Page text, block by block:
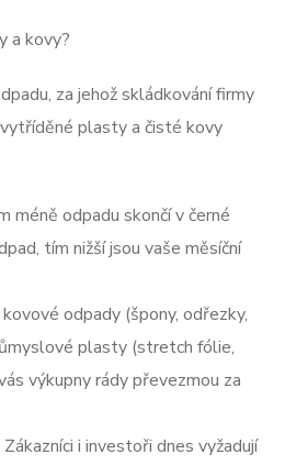
a kovy?
za jehož skládkování firmy
plasty a čisté kovy
méně odpadu skončí v černé
tím nižší jsou vaše měsíční
odpady (špony, odřezky,
plasty (stretch fólie,
výkupny rády převezmou za
Zákazníci i investoři dnes vyžadují